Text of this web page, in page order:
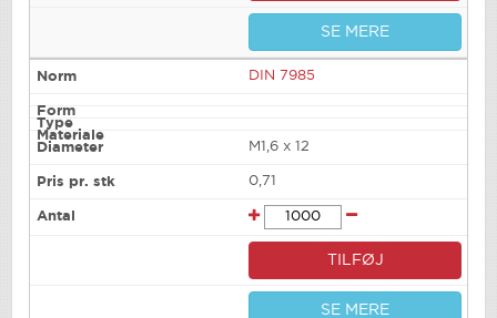
SE MERE
DIN 7985
M1,6 x 12
0,71
TILFØJ
SE MERE